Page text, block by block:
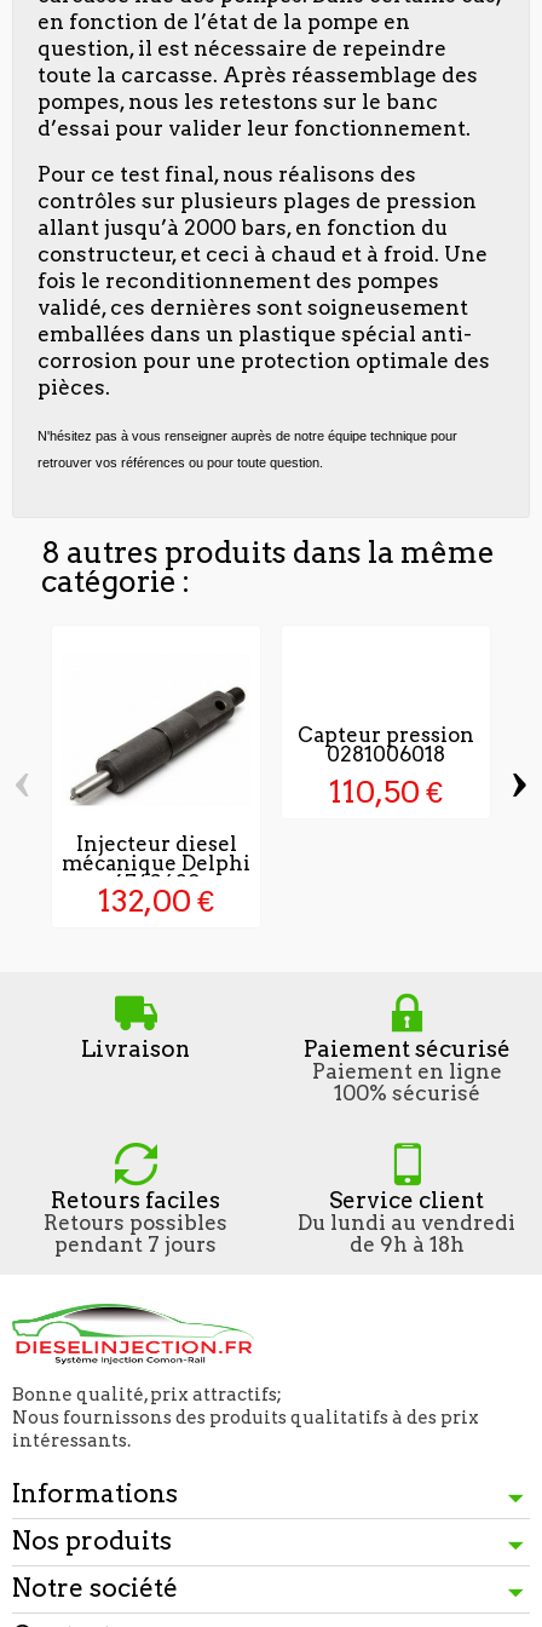
en fonction de l’état de la pompe en
question, il est nécessaire de repeindre
toute la carcasse. Après réassemblage des
pompes, nous les retestons sur le banc
d’essai pour valider leur fonctionnement.
Pour ce test final, nous réalisons des
contrôles sur plusieurs plages de pression
allant jusqu’à 2000 bars, en fonction du
constructeur, et ceci à chaud et à froid. Une
fois le reconditionnement des pompes
validé, ces dernières sont soigneusement
emballées dans un plastique spécial anti-
corrosion pour une protection optimale des
pièces.
N'hésitez pas à vous renseigner auprès de notre équipe technique pour
retrouver vos références ou pour toute question.
8 autres produits dans la même
catégorie :
Injecteur diesel
mécanique Delphi
6760429
132,00 €
Capteur pression
0281006018
110,50 €
‹ ›
Livraison Paiement sécurisé
Paiement en ligne
100% sécurisé
Retours faciles
Retours possibles
pendant 7 jours
Service client
Du lundi au vendredi
de 9h à 18h
Bonne qualité, prix attractifs;
Nous fournissons des produits qualitatifs à des prix
intéressants.
Informations
Nos produits
Notre société